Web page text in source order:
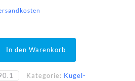
In den Warenkorb
Kategorie: Kugel-